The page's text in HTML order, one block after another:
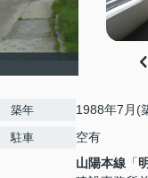
築年 1988年7月(
駐車
空有
山陽本線 「